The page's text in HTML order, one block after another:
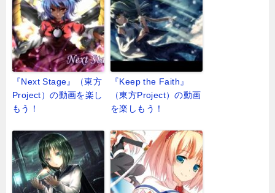
『Next Stage』（東方
Project）の動画を楽し
もう！
『Keep the Faith』
（東方Project）の動画
を楽しもう！